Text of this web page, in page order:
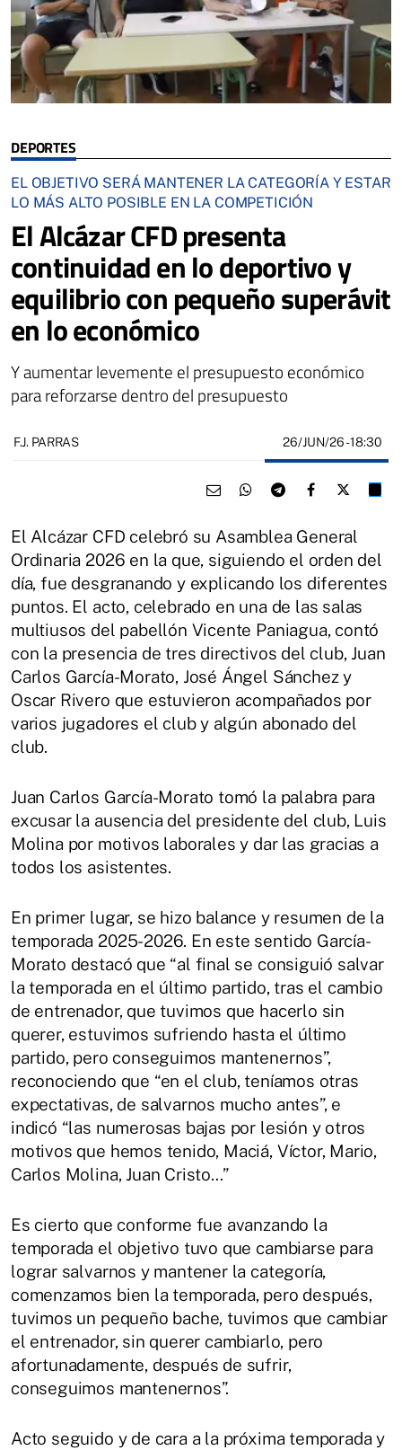
DEPORTES
EL OBJETIVO SERÁ MANTENER LA CATEGORÍA Y ESTAR
LO MÁS ALTO POSIBLE EN LA COMPETICIÓN
El Alcázar CFD presenta
continuidad en lo deportivo y
equilibrio con pequeño superávit
en lo económico
Y aumentar levemente el presupuesto económico
para reforzarse dentro del presupuesto
F.J. PARRAS 26/JUN/26- 18:30
El Alcázar CFD celebró su Asamblea General
Ordinaria 2026 en la que, siguiendo el orden del
día, fue desgranando y explicando los diferentes
puntos. El acto, celebrado en una de las salas
multiusos del pabellón Vicente Paniagua, contó
con la presencia de tres directivos del club, Juan
Carlos García-Morato, José Ángel Sánchez y
Oscar Rivero que estuvieron acompañados por
varios jugadores el club y algún abonado del
club.
Juan Carlos García-Morato tomó la palabra para
excusar la ausencia del presidente del club, Luis
Molina por motivos laborales y dar las gracias a
todos los asistentes.
En primer lugar, se hizo balance y resumen de la
temporada 2025-2026. En este sentido García-
Morato destacó que “al final se consiguió salvar
la temporada en el último partido, tras el cambio
de entrenador, que tuvimos que hacerlo sin
querer, estuvimos sufriendo hasta el último
partido, pero conseguimos mantenernos”,
reconociendo que “en el club, teníamos otras
expectativas, de salvarnos mucho antes”, e
indicó “las numerosas bajas por lesión y otros
motivos que hemos tenido, Maciá, Víctor, Mario,
Carlos Molina, Juan Cristo…”
Es cierto que conforme fue avanzando la
temporada el objetivo tuvo que cambiarse para
lograr salvarnos y mantener la categoría,
comenzamos bien la temporada, pero después,
tuvimos un pequeño bache, tuvimos que cambiar
el entrenador, sin querer cambiarlo, pero
afortunadamente, después de sufrir,
conseguimos mantenernos”.
Acto seguido y de cara a la próxima temporada y